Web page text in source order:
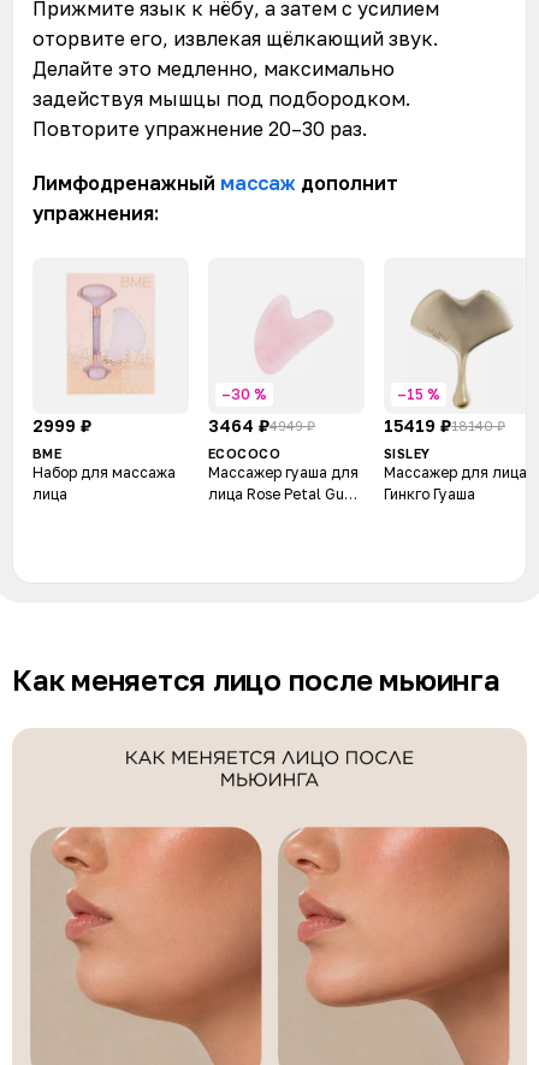
Прижмите язык к нёбу, а затем с усилием
оторвите его, извлекая щёлкающий звук.
Делайте это медленно, максимально
задействуя мышцы под подбородком.
Повторите упражнение 20–30 раз.
Лимфодренажный массаж дополнит
упражнения:
2999 ₽
BME
Набор для массажа
лица
–30 %
3464 ₽4949 ₽
ECOCOCO
Массажер гуаша для
лица Rose Petal Gua
–15 %
15419 ₽18140 ₽
SISLEY
Массажер для лица
Гинкго Гуаша
Как меняется лицо после мьюинга